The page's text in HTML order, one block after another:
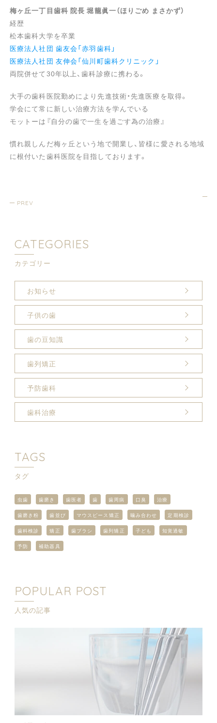
梅ヶ丘一丁目歯科 院長 堀籠眞一（ほりごめ まさかず）
経歴
松本歯科大学を卒業
医療法人社団 歯友会「赤羽歯科」
医療法人社団 友伸会「仙川町歯科クリニック」
両院併せて30年以上、歯科診療に携わる。
大手の歯科医院勤めにより先進技術・先進医療を取得。
学会にて常に新しい治療方法を学んでいる
モットーは『自分の歯で一生を過ごす為の治療』
慣れ親しんだ梅ヶ丘という地で開業し、皆様に愛される地域
に根付いた歯科医院を目指しております。
PREV
CATEGORIES
カテゴリー
お知らせ
子供の歯
歯の豆知識
歯列矯正
予防歯科
歯科治療
TAGS
タグ
虫歯 歯磨き 歯医者 歯 歯周病 口臭 治療
歯磨き粉 歯並び マウスピース矯正 噛み合わせ 定期検診
歯科検診 矯正 歯ブラシ 歯列矯正 子ども 知覚過敏
予防 補助器具
POPULAR POST
人気の記事